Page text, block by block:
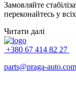
Замовляйте
переконайтесь у
Читати далі
+380 67 414 82 27
parts@praga-